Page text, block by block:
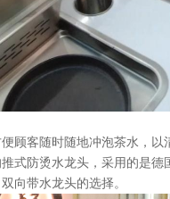
顾客随时随地冲泡茶水，
式防烫水龙头，采用的是
向带水龙头的选择。